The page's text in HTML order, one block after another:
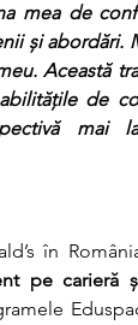
mea de
și abordări.
Această
de
mai
în
pe carieră